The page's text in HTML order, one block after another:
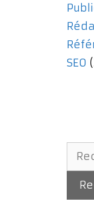
SEO
pour